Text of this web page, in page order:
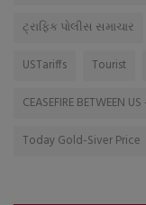
ટ્રાફિક પોલીસ સમાચાર
USTariffs
Tourist
CEASEFIRE BETWEEN
Today Gold-Siver Price